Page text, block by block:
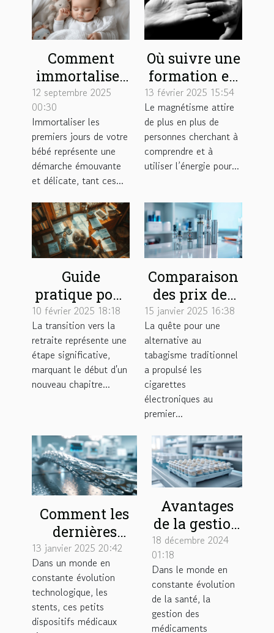
Comment
immortaliser
les premiers
jours de votre
bébé avec
sensibilité?
12 septembre 2025
00:30
Immortaliser les
premiers jours de votre
bébé représente une
démarche émouvante
et délicate, tant ces...
Où suivre une
formation en
magnétisme ?
13 février 2025 15:54
Le magnétisme attire
de plus en plus de
personnes cherchant à
comprendre et à
utiliser l’énergie pour...
Guide
pratique pour
gérer son
budget une
fois à la
retraite
10 février 2025 18:18
La transition vers la
retraite représente une
étape significative,
marquant le début d'un
nouveau chapitre...
Comparaison
des prix des
cigarettes
électroniques
sur le marché
15 janvier 2025 16:38
La quête pour une
alternative au
tabagisme traditionnel
a propulsé les
cigarettes
électroniques au
premier...
Comment les
dernières
avancées
technologiques
améliorent la
durabilité des
stents
13 janvier 2025 20:42
Dans un monde en
constante évolution
technologique, les
stents, ces petits
dispositifs médicaux
Avantages
de la gestion
externalisée
des piluliers
en structures
de soins
18 décembre 2024
01:18
Dans le monde en
constante évolution
de la santé, la
gestion des
médicaments